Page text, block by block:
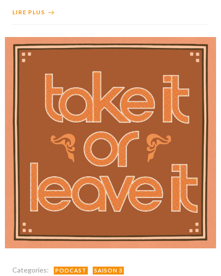
LIRE PLUS
Categories: PODCAST SAISON 3